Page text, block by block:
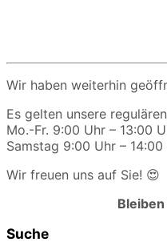
Wir haben weiterhin
Es gelten unsere
Mo.-Fr. 9:00 Uhr – 13:00
Samstag 9:00 Uhr – 14:00
Wir freuen uns auf Sie! 😍
Suche